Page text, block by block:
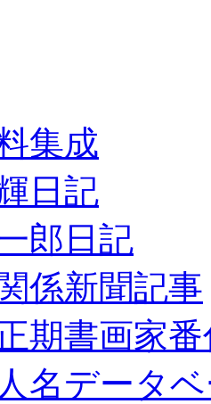
集成
日記
郎日記
係新聞記事
期書画家
名データ